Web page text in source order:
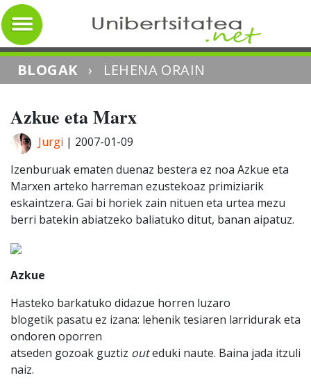
BLOGAK › LEHENA ORAIN
Azkue eta Marx
Jurgi | 2007-01-09
Izenburuak ematen duenaz bestera ez noa Azkue eta
Marxen arteko harreman ezustekoaz primiziarik
eskaintzera. Gai bi horiek zain nituen eta urtea mezu
berri batekin abiatzeko baliatuko ditut, banan aipatuz.
Azkue
Hasteko barkatuko didazue horren luzaro
blogetik pasatu ez izana: lehenik tesiaren larridurak eta
ondoren oporren
atseden gozoak guztiz outeduki naute. Baina jada itzuli
naiz.